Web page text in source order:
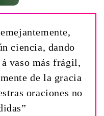
ciencia, dando
vaso más frágil,
de la gracia
oraciones no